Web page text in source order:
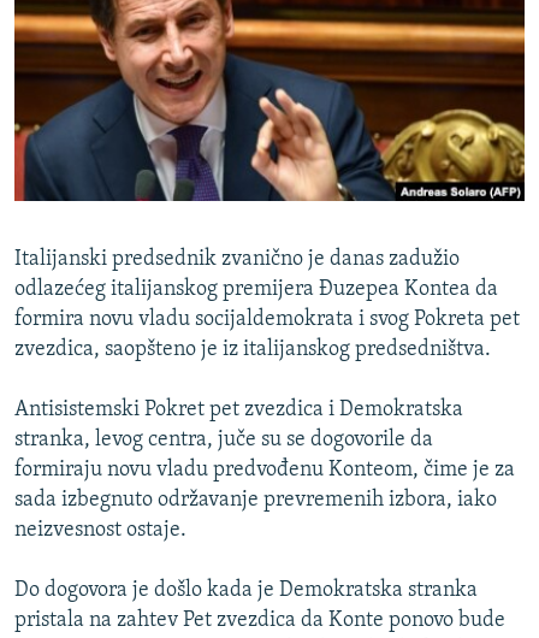
ISPRIČAJ MI
DNEVNO@RSE
SPECIJALI RSE
VIŠE OD NASLOVA
GENOCID U SREBRENICI
TV LIBERTY
POST SCRIPTUM
TRI DECENIJE OD RATA U BIH
SVE KARTE DEJTONA
NASTANAK I RASPAD JUGOSLAVIJE
PRATITE NAS
Sve RFE/RL stranice
Italijanski predsednik zvanično je danas zadužio
odlazećeg italijanskog premijera Đuzepea Kontea da
formira novu vladu socijaldemokrata i svog Pokreta pet
zvezdica, saopšteno je iz italijanskog predsedništva.
Antisistemski Pokret pet zvezdica i Demokratska
stranka, levog centra, juče su se dogovorile da
formiraju novu vladu predvođenu Konteom, čime je za
sada izbegnuto održavanje prevremenih izbora, iako
neizvesnost ostaje.
Do dogovora je došlo kada je Demokratska stranka
pristala na zahtev Pet zvezdica da Konte ponovo bude